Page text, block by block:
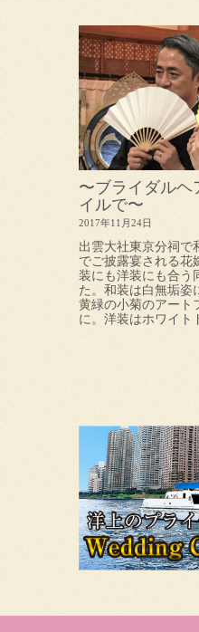
〜ブライダルヘ
イルで〜
2017年11月24日
出雲大社東京分祠で
でご披露宴される花
装にも洋装にも合う
た。和装は白無垢姿
黄緑の小菊のアート
に。洋装はホワイト